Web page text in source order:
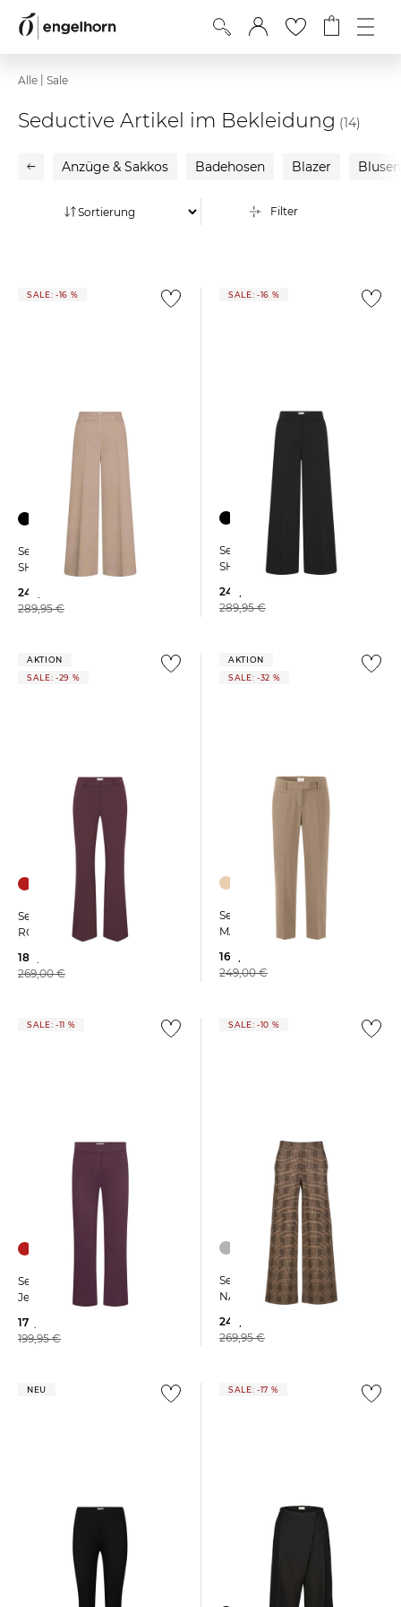
Alle Sale
Seductive Artikel im Bekleidung (14)
Anzüge & Sakkos Badehosen Blazer Blusen
Filter
SALE: -16 %
Seductive | Damen Hose
SHILOH
242,55 €
289,95 €
SALE: -16 %
Seductive | Damen Hose
SHILOH
242,55 €
289,95 €
AKTION
SALE: -29 %
Seductive | Damen Hose
ROSIE
189,99 €
269,00 €
AKTION
SALE: -32 %
Seductive | Damen Hose
MARY
169,99 €
249,00 €
SALE: -11 %
Seductive | Damen
Jerseyhose NANETTE
177,55 €
199,95 €
SALE: -10 %
Seductive | Damen Hose
NALEY
242,95 €
269,95 €
NEU SALE: -17 %